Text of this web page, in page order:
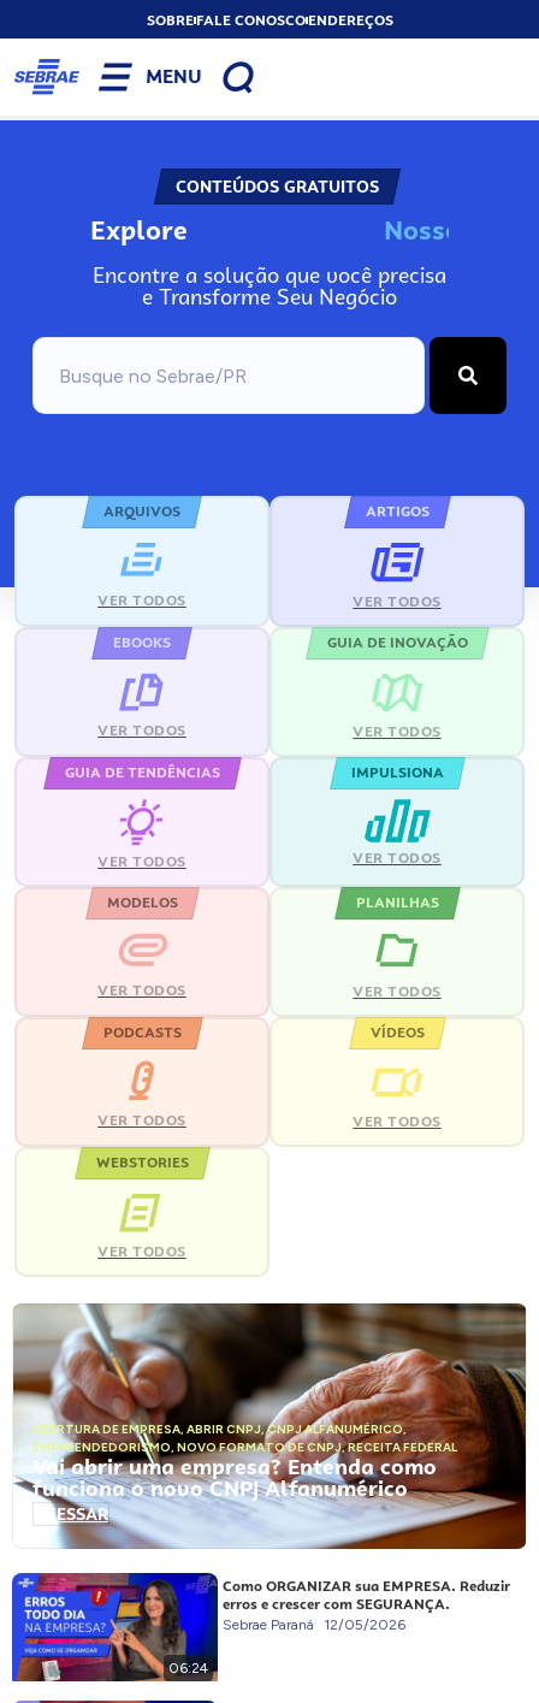
SOBREFALE CONOSCOENDEREÇOS
MENU
CONTEÚDOS GRATUITOS
Explore No
Encontre a solução que você precisa
e Transforme Seu Negócio
ARQUIVOS
VER TODOS
ARTIGOS
VER TODOS
EBOOKS
VER TODOS
GUIA DE INOVAÇÃO
VER TODOS
GUIA DE TENDÊNCIAS
VER TODOS
IMPULSIONA
VER TODOS
MODELOS
VER TODOS
PLANILHAS
VER TODOS
PODCASTS
VER TODOS
VÍDEOS
VER TODOS
WEBSTORIES
VER TODOS
ABERTURA DE EMPRESA, ABRIR CNPJ,CNPJ ALFANUMÉRICO,
EMPREENDEDORISMO, NOVO FORMATO DE CNPJ,RECEITA FEDERAL
Vai abrir uma empresa? Entenda como
funciona o novo CNPJ Alfanumérico
ACESSAR
06:24
Como ORGANIZAR sua EMPRESA. Reduzir
erros e crescer com SEGURANÇA.
Sebrae Paraná 12/05/2026